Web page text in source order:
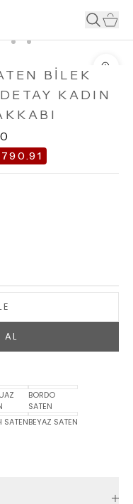
BİLEK
KADIN
AL
BORDO
SATEN
SATENBEYAZ SATEN